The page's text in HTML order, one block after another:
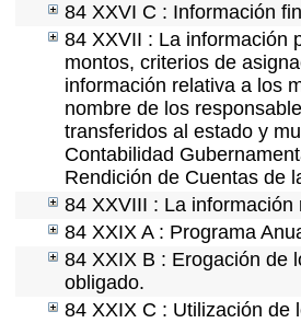
84 XXVI C : Información
84 XXVII : La información
montos, criterios de
información relativa a los
nombre de los
transferidos al estado y
Contabilidad
Rendición de Cuentas de
84 XXVIII : La
84 XXIX A : Programa
84 XXIX B : Erogación de
obligado.
84 XXIX C : Utilización de